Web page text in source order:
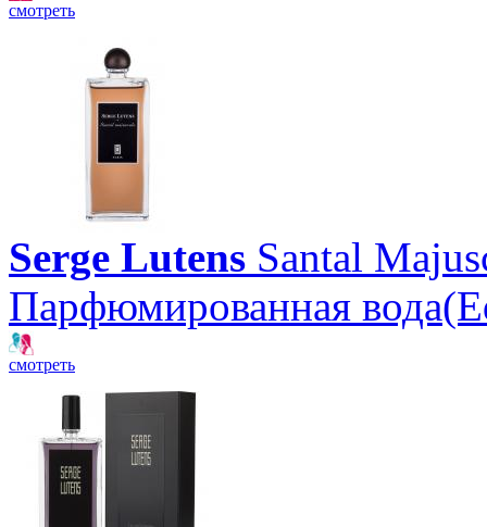
смотреть
Serge Lutens Santal
Парфюмированная
смотреть